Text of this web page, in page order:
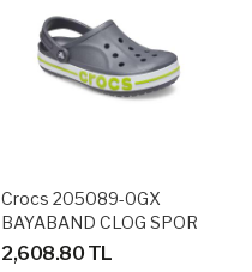
Crocs 205089-0GX
BAYABAND CLOG SPOR
TERLİK SANDALET
2,608.80 TL